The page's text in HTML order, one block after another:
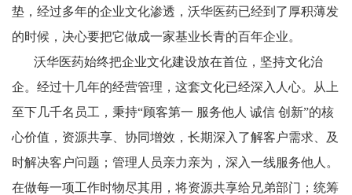
垫，经过多年的企业文化渗透，沃华医药已经到了厚积薄发
的时候，决心要把它做成一家基业长青的百年企业。
沃华医药始终把企业文化建设放在首位，坚持文化治
企。经过十几年的经营管理，这套文化已经深入人心。从上
至下几千名员工，秉持“顾客第一 服务他人 诚信 创新”的核
心价值，资源共享、协同增效，长期深入了解客户需求、及
时解决客户问题；管理人员亲力亲为，深入一线服务他人。
在做每一项工作时物尽其用，将资源共享给兄弟部门；统筹